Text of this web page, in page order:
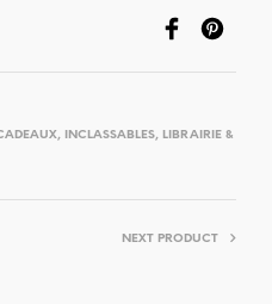
, INCLASSABLES, LIBRAIRIE &
NEXT PRODUCT